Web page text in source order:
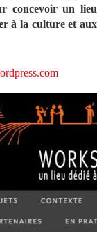
concevoir un lieu
à la culture et aux